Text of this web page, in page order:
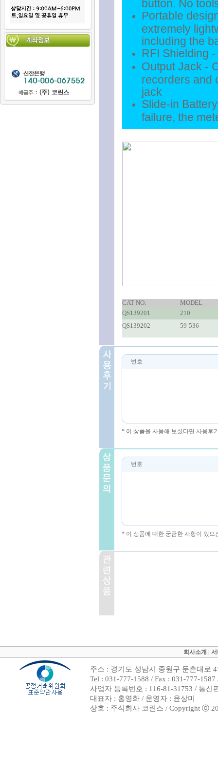
button. No
Portable
extremely
including the
RFI Shielding
Output Jack -
recorders and
jack
Slide-in
failure, the
CAT NO.
MODEL
QS139201
210
QS139202
59-536
번호
* 이 상품을 사용해 보셨다면 사용후
번호
* 이 상품에 대한 궁금한 사항이 있
회사소개
주소 : 경기도 성남시 중원구 둔촌대로
Tel : 031-777-1588 / Fax : 031-777-
사업자 등록번호 : 116-81-31753 / 통신
대표자 : 홍영화 / 운영자 : 윤상미
상호 : 주식회사 코린스 / Copyright ⓒ